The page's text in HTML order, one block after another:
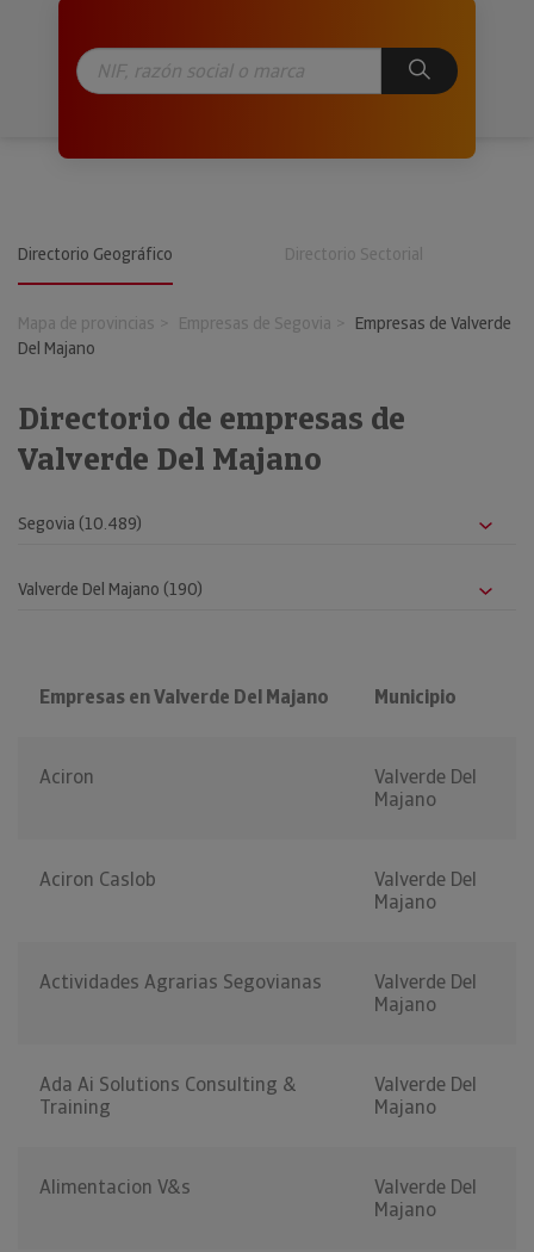
Directorio Geográfico Directorio Sectorial
Mapa de provincias Empresas de Segovia
Empresas de Valverde
Del Majano
Directorio de empresas de
Valverde Del Majano
Empresas en Valverde Del Majano Municipio
Aciron
Valverde Del
Majano
Aciron Caslob
Valverde Del
Majano
Actividades Agrarias Segovianas
Valverde Del
Majano
Ada Ai Solutions Consulting &
Training
Valverde Del
Majano
Alimentacion V&s
Valverde Del
Majano